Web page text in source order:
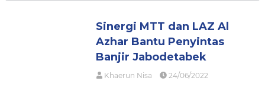
Sinergi MTT dan LAZ Al
Azhar Bantu Penyintas
Banjir Jabodetabek
Khaerun Nisa 24/06/2022